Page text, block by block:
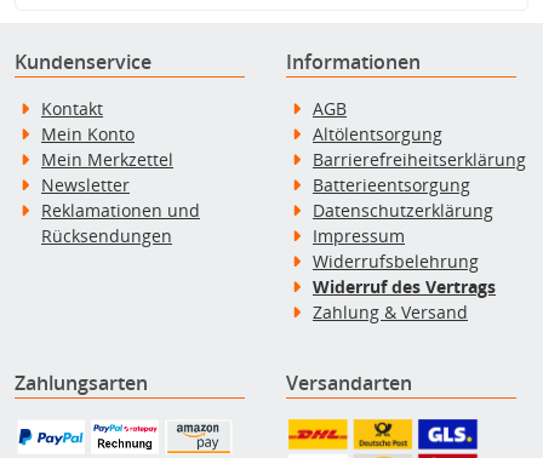
Kundenservice
Kontakt
Mein Konto
Mein Merkzettel
Newsletter
Reklamationen und
Rücksendungen
Informationen
AGB
Altölentsorgung
Barrierefreiheitserklärung
Batterieentsorgung
Datenschutzerklärung
Impressum
Widerrufsbelehrung
Widerruf des Vertrags
Zahlung & Versand
Zahlungsarten Versandarten